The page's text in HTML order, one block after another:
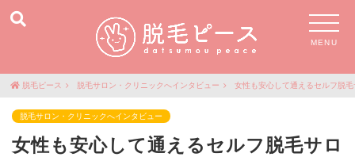
MENU
脱毛ピース 脱毛サロン・クリニックへインタビュー 女性も安心して通えるセルフ脱
脱毛サロン・クリニックへインタビュー
女性も安心して通えるセルフ脱毛サロ